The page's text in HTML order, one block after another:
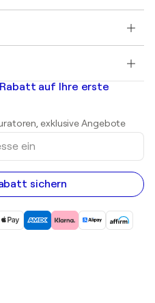
auf Ihre erste
exklusive Angebote
sichern